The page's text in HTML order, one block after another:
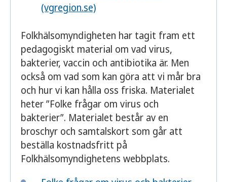
(vgregion.se)
Folkhälsomyndigheten har tagit fram ett
pedagogiskt material om vad virus,
bakterier, vaccin och antibiotika är. Men
också om vad som kan göra att vi mår bra
och hur vi kan hålla oss friska. Materialet
heter ”Folke frågar om virus och
bakterier”. Materialet består av en
broschyr och samtalskort som går att
beställa kostnadsfritt på
Folkhälsomyndighetens webbplats.